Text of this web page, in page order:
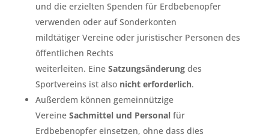
und die erzielten Spenden für Erdbebenopfer
verwenden oder auf Sonderkonten
mildtätiger Vereine oder juristischer Personen des
öffentlichen Rechts
weiterleiten. Eine Satzungsänderungdes
Sportvereins ist also nicht erforderlich.
Außerdem können gemeinnützige
Vereine Sachmittel und Personalfür
Erdbebenopfer einsetzen, ohne dass dies